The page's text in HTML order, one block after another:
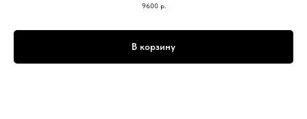
9600 р.
В корзину